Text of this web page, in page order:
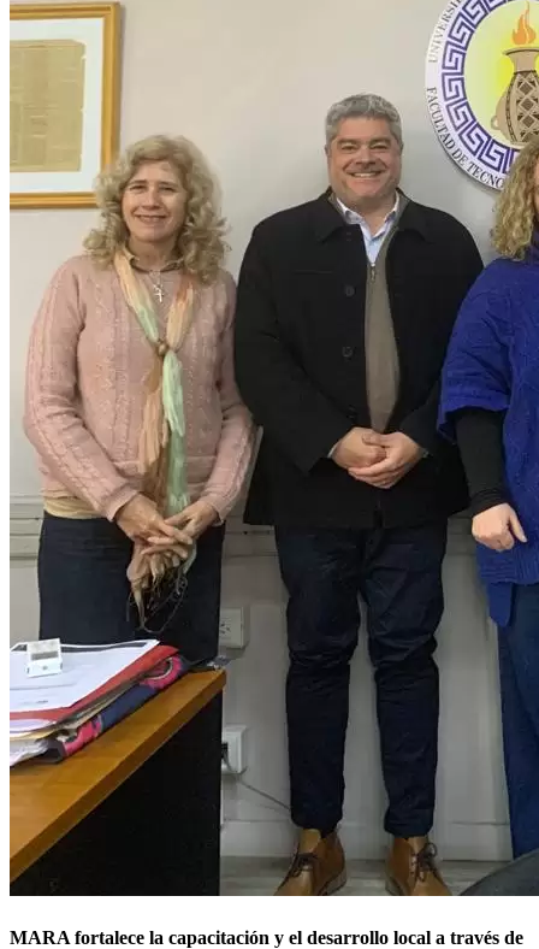
MARA fortalece la capacitación y el desarrollo local a través de